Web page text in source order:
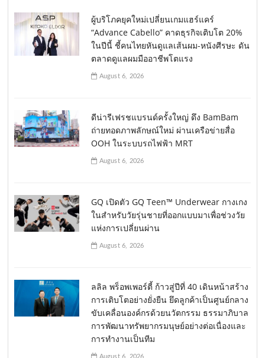
ผู้บริโภคยุคใหม่เปลี่ยนเกมแฮร์แคร์
“Advance Cabello” คาดธุรกิจเติบโต 20%
ในปีนี้ ชี้คนไทยหันดูแลเส้นผม-หนังศีรษะ ดัน
ตลาดดูแลผมมืออาชีพโตแรง
August 6, 2026
ดีน่ารีเฟรชแบรนด์ครั้งใหญ่ ดึง BamBam
ถ่ายทอดภาพลักษณ์ใหม่ ผ่านเครือข่ายสื่อ
OOH ในระบบรถไฟฟ้า MRT
August 6, 2026
GQ เปิดตัว GQ Teen™ Underwear กางเกง
ในสำหรับวัยรุ่นชายที่ออกแบบมาเพื่อช่วงวัย
แห่งการเปลี่ยนผ่าน
August 6, 2026
ลลิล พร็อพเพอร์ตี้ ก้าวสู่ปีที่ 40 เดินหน้าสร้าง
การเติบโตอย่างยั่งยืน ยึดลูกค้าเป็นศูนย์กลาง
ขับเคลื่อนองค์กรด้วยนวัตกรรม ธรรมาภิบาล
การพัฒนาทรัพยากรมนุษย์อย่างต่อเนื่องและ
การทำงานเป็นทีม
August 6, 2026